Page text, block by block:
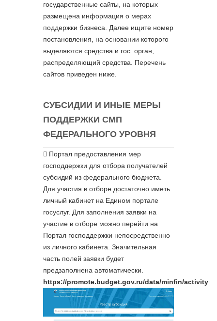
государственные сайты, на которых
размещена информация о мерах
поддержки бизнеса. Далее ищите номер
постановления, на основании которого
выделяются средства и гос. орган,
распределяющий средства. Перечень
сайтов приведен ниже.
СУБСИДИИ И ИНЫЕ МЕРЫ
ПОДДЕРЖКИ СМП
ФЕДЕРАЛЬНОГО УРОВНЯ
Портал предоставления мер
господдержки для отбора получателей
субсидий из федерального бюджета.
Для участия в отборе достаточно иметь
личный кабинет на Едином портале
госуслуг. Для заполнения заявки на
участие в отборе можно перейти на
Портал господдержки непосредственно
из личного кабинета. Значительная
часть полей заявки будет
предзаполнена автоматически.
https://promote.budget.gov.ru/data/minfin/activity